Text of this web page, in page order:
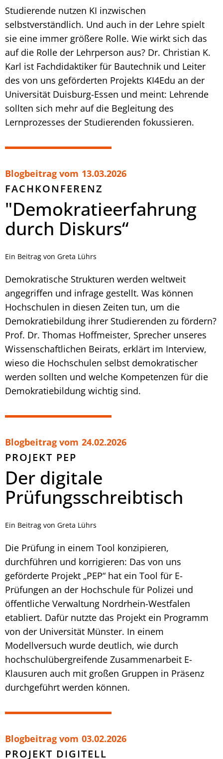
Studierende nutzen KI inzwischen
selbstverständlich. Und auch in der Lehre spielt
sie eine immer größere Rolle. Wie wirkt sich das
auf die Rolle der Lehrperson aus? Dr. Christian K.
Karl ist Fachdidaktiker für Bautechnik und Leiter
des von uns geförderten Projekts KI4Edu an der
Universität Duisburg-Essen und meint: Lehrende
sollten sich mehr auf die Begleitung des
Lernprozesses der Studierenden fokussieren.
Blogbeitrag vom 13.03.2026
FACHKONFERENZ
"Demokratieerfahrung
durch Diskurs“
Ein Beitrag von Greta Lührs
Demokratische Strukturen werden weltweit
angegriffen und infrage gestellt. Was können
Hochschulen in diesen Zeiten tun, um die
Demokratiebildung ihrer Studierenden zu fördern?
Prof. Dr. Thomas Hoffmeister, Sprecher unseres
Wissenschaftlichen Beirats, erklärt im Interview,
wieso die Hochschulen selbst demokratischer
werden sollten und welche Kompetenzen für die
Demokratiebildung wichtig sind.
Blogbeitrag vom 24.02.2026
PROJEKT PEP
Der digitale
Prüfungsschreibtisch
Ein Beitrag von Greta Lührs
Die Prüfung in einem Tool konzipieren,
durchführen und korrigieren: Das von uns
geförderte Projekt „PEP“ hat ein Tool für E-
Prüfungen an der Hochschule für Polizei und
öffentliche Verwaltung Nordrhein-Westfalen
etabliert. Dafür nutzte das Projekt ein Programm
von der Universität Münster. In einem
Modellversuch wurde deutlich, wie durch
hochschulübergreifende Zusammenarbeit E-
Klausuren auch mit großen Gruppen in Präsenz
durchgeführt werden können.
Blogbeitrag vom 03.02.2026
PROJEKT DIGITELL